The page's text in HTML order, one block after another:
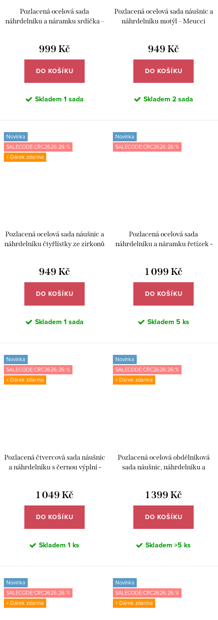
Pozlacená ocelová sada
náhrdelníku a náramku srdíčka –
999 Kč
DO KOŠÍKU
Skladem 1 sada
Pozlacená ocelová sada náušnic a
náhrdelníku motýl – Meucci
949 Kč
DO KOŠÍKU
Skladem 2 sada
Novinka
SALECODE:CRC2626:26:%
+ Dárek zdarma
Pozlacená ocelová sada náušnic a
náhrdelníku čtyřlístky ze zirkonů
949 Kč
DO KOŠÍKU
Skladem 1 sada
Novinka
SALECODE:CRC2626:26:%
Pozlacená ocelová sada
náhrdelníku a náramku řetízek -
1 099 Kč
DO KOŠÍKU
Skladem 5 ks
Novinka
SALECODE:CRC2626:26:%
+ Dárek zdarma
Pozlacená čtvercová sada náušnic
a náhrdelníku s černou výplní -
1 049 Kč
DO KOŠÍKU
Skladem 1 ks
Novinka
SALECODE:CRC2626:26:%
+ Dárek zdarma
Pozlacená ocelová obdélníková
sada náušnic, náhrdelníku a
1 399 Kč
DO KOŠÍKU
Skladem >5 ks
Novinka
SALECODE:CRC2626:26:%
+ Dárek zdarma
Novinka
SALECODE:CRC2626:26:%
+ Dárek zdarma